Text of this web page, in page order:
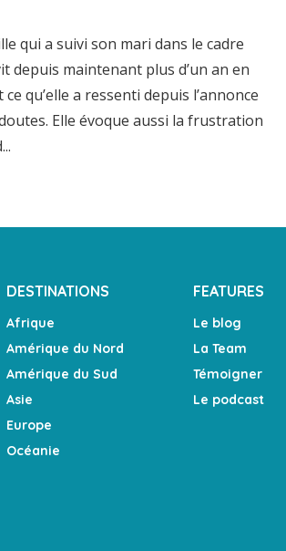
qui a suivi son mari dans le cadre
depuis maintenant plus d’un an en
qu’elle a ressenti depuis l’annonce
Elle évoque aussi la frustration
DESTINATIONS
Afrique
Amérique du Nord
Amérique du Sud
Asie
Europe
Océanie
FEATURES
Le blog
La Team
Témoigner
Le podcast